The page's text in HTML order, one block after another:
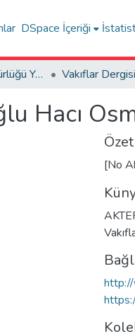
DSpace İçeriği
Vakıflar Genel Müdürlüğü Yayınları Vakıflar Dergisi
Hacı
Özet
[No
http://